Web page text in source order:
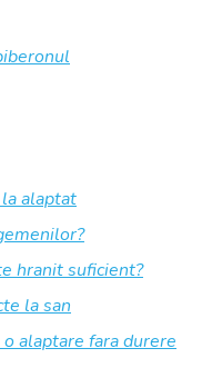
alaptat
hranit suficient?
la san
alaptare fara durere